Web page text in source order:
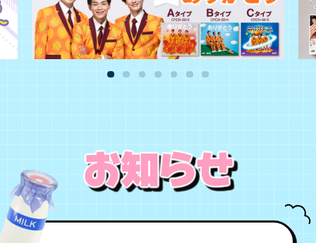
チケット
TICKET
お知らせ
FC NEWS
ムービー
MOVIE
月会員制ファンクラブ
お知らせ